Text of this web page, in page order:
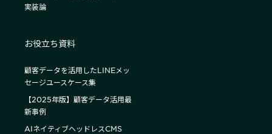
実装論
お役立ち資料
顧客データを活用したLINEメッ
セージユースケース集
【2025年版】顧客データ活用最
新事例
AIネイティブヘッドレスCMS